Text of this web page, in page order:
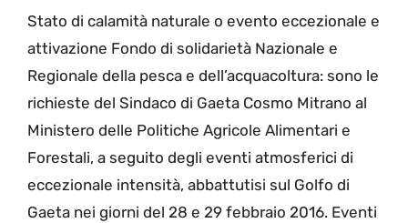
Stato di calamità naturale o evento eccezionale e
attivazione Fondo di solidarietà Nazionale e
Regionale della pesca e dell’acquacoltura: sono le
richieste del Sindaco di Gaeta Cosmo Mitrano al
Ministero delle Politiche Agricole Alimentari e
Forestali, a seguito degli eventi atmosferici di
eccezionale intensità, abbattutisi sul Golfo di
Gaeta nei giorni del 28 e 29 febbraio 2016. Eventi